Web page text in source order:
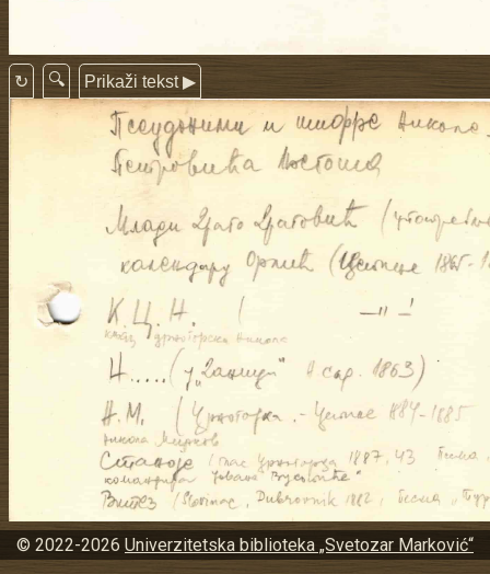
© 2022-2026 Univerzitetska biblioteka „Svetozar Marković“